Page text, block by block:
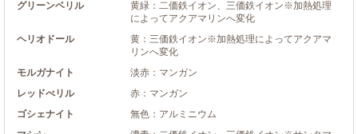
グリーンベリル
黄緑：二価鉄イオン、三価鉄イオン※加熱処理
によってアクアマリンへ変化
ヘリオドール
黄：三価鉄イオン※加熱処理によってアクアマ
リンへ変化
モルガナイト
淡赤：マンガン
レッドべリル
赤：マンガン
ゴシェナイト
無色：アルミニウム